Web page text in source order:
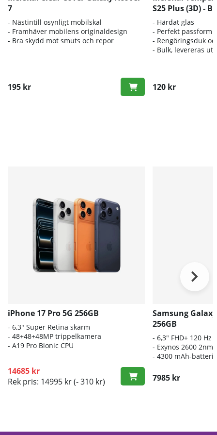
7
- Nästintill osynligt mobilskal
- Framhäver mobilens originaldesign
- Bra skydd mot smuts och repor
195 kr
S25 Plus (3D) -
- Härdat glas
- Perfekt passform
- Rengöringsduk
- Bulk, levereras
120 kr
iPhone 17 Pro 5G 256GB
- 6,3" Super Retina skärm
- 48+48+48MP trippelkamera
-A19 Pro Bionic CPU
14685 kr
Rek pris: 14995 kr(- 310 kr)
Samsung Galaxy
256GB
- 6,3" FHD+ 120 Hz
- Exynos 2600
-4300 mAh-batteri
7985 kr